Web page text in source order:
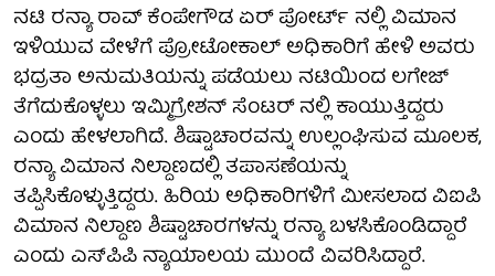
ನಟಿ ರನ್ಯಾ ರಾವ್ ಕೆಂಪೇಗೌಡ ಏರ್ ಪೋರ್ಟ್ ನಲ್ಲಿ ವಿಮಾನ
ಇಳಿಯುವ ವೇಳೆಗೆ ಪ್ರೋಟೋಕಾಲ್ ಅಧಿಕಾರಿಗೆ ಹೇಳಿ ಅವರು
ಭದ್ರತಾ ಅನುಮತಿಯನ್ನು ಪಡೆಯಲು ನಟಿಯಿಂದ ಲಗೇಜ್
ತೆಗೆದುಕೊಳ್ಳಲು ಇಮ್ಮಿಗ್ರೇಶನ್ ಸೆಂಟರ್ ನಲ್ಲಿ ಕಾಯುತ್ತಿದ್ದರು
ಎಂದು ಹೇಳಲಾಗಿದೆ. ಶಿಷ್ಟಾಚಾರವನ್ನು ಉಲ್ಲಂಘಿಸುವ ಮೂಲಕ,
ರನ್ಯಾ ವಿಮಾನ ನಿಲ್ದಾಣದಲ್ಲಿ ತಪಾಸಣೆಯನ್ನು
ತಪ್ಪಿಸಿಕೊಳ್ಳುತ್ತಿದ್ದರು. ಹಿರಿಯ ಅಧಿಕಾರಿಗಳಿಗೆ ಮೀಸಲಾದ ವಿಐಪಿ
ವಿಮಾನ ನಿಲ್ದಾಣ ಶಿಷ್ಟಾಚಾರಗಳನ್ನು ರನ್ಯಾ ಬಳಸಿಕೊಂಡಿದ್ದಾರೆ
ಎಂದು ಎಸ್‌ಪಿಪಿ ನ್ಯಾಯಾಲಯ ಮುಂದೆ ವಿವರಿಸಿದ್ದಾರೆ.